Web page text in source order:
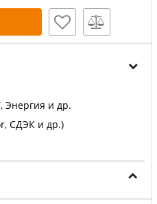
Энергия и др.
СДЭК и др.)